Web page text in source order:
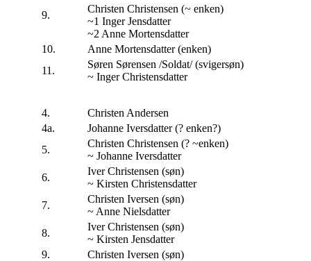
9.
Christen Christensen (~ enken)
~1 Inger Jensdatter
~2 Anne Mortensdatter
10.
Anne Mortensdatter (enken)
11.
Søren Sørensen /Soldat/ (svigersøn)
~ Inger Christensdatter
4.
Christen Andersen
4a.
Johanne Iversdatter (? enken?)
5.
Christen Christensen (? ~enken)
~ Johanne Iversdatter
6.
Iver Christensen (søn)
~ Kirsten Christensdatter
7.
Christen Iversen (søn)
~ Anne Nielsdatter
8.
Iver Christensen (søn)
~ Kirsten Jensdatter
9.
Christen Iversen (søn)